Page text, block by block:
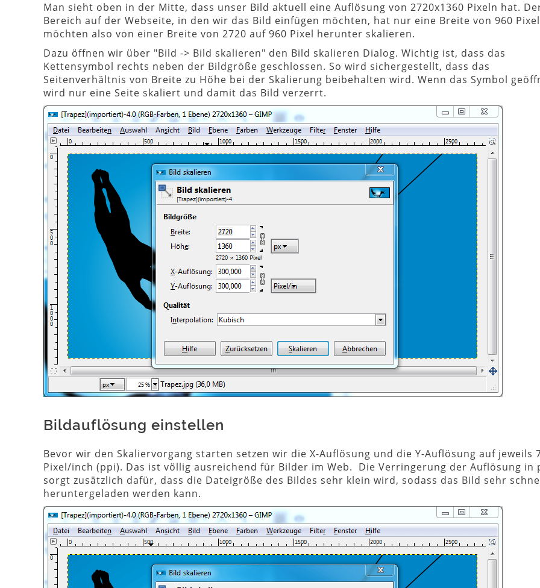
Man sieht oben in der Mitte, dass unser Bild aktuell eine Auflösung von 2720x1360 Pixeln hat.
Bereich auf der Webseite, in den wir das Bild einfügen möchten, hat nur eine Breite von 960
möchten also von einer Breite von 2720 auf 960 Pixel herunter skalieren.
Dazu öffnen wir über "Bild -> Bild skalieren" den Bild skalieren Dialog. Wichtig ist, dass das
Kettensymbol rechts neben der Bildgröße geschlossen. So wird sichergestellt, dass das
Seitenverhältnis von Breite zu Höhe bei der Skalierung beibehalten wird. Wenn das Symbol
wird nur eine Seite skaliert und damit das Bild verzerrt.
Bildauflösung einstellen
Bevor wir den Skaliervorgang starten setzen wir die X-Auflösung und die Y-Auflösung auf jeweils
Pixel/inch (ppi). Das ist völlig ausreichend für Bilder im Web. Die Verringerung der Auflösung in
sorgt zusätzlich dafür, dass die Dateigröße des Bildes sehr klein wird, sodass das Bild sehr
heruntergeladen werden kann.